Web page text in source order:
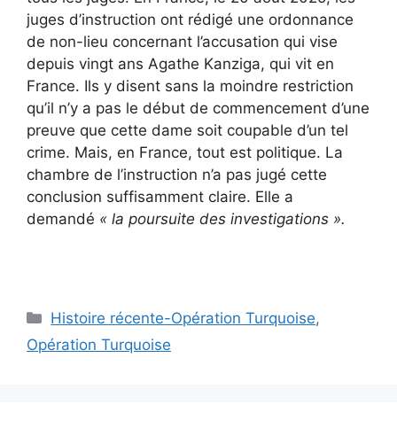
juges d’instruction ont rédigé une ordonnance
de non-lieu concernant l’accusation qui vise
depuis vingt ans Agathe Kanziga, qui vit en
France. Ils y disent sans la moindre restriction
qu’il n’y a pas le début de commencement d’une
preuve que cette dame soit coupable d’un tel
crime. Mais, en France, tout est politique. La
chambre de l’instruction n’a pas jugé cette
conclusion suffisamment claire. Elle a
demandé « la poursuite des investigations ».
Catégories
Histoire récente-Opération Turquoise,
Opération Turquoise